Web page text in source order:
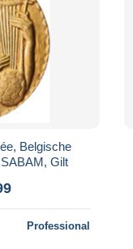
Belgische
Gilt
Professional